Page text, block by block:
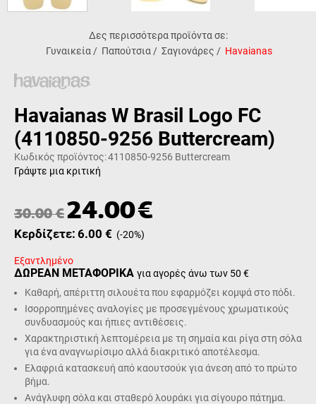
Δες περισσότερα προϊόντα σε:
Γυναικεία / Παπούτσια / Σαγιονάρες / Havaianas
Havaianas W Brasil Logo FC
(4110850-9256 Buttercream)
Κωδικός προϊόντος:4110850-9256 Buttercream
Γράψτε μια κριτική
30.00€24.00€
Κερδίζετε: 6.00 € (-20%)
Εξαντλημένο
ΔΩΡΕΑΝ ΜΕΤΑΦΟΡΙΚΑ για αγορές άνω των 50 €
Καθαρή, απέριττη σιλουέτα που εφαρμόζει κομψά στο πόδι.
Ισορροπημένες αναλογίες με προσεγμένους χρωματικούς
συνδυασμούς και ήπιες αντιθέσεις.
Χαρακτηριστική λεπτομέρεια με τη σημαία και ρίγα στη σόλα
για ένα αναγνωρίσιμο αλλά διακριτικό αποτέλεσμα.
Ελαφριά κατασκευή από καουτσούκ για άνεση από το πρώτο
βήμα.
Ανάγλυφη σόλα και σταθερό λουράκι για σίγουρο πάτημα.